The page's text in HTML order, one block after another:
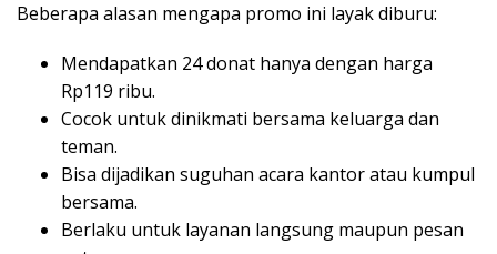
Beberapa alasan mengapa promo ini layak diburu:
Mendapatkan 24 donat hanya dengan harga
Rp119 ribu.
Cocok untuk dinikmati bersama keluarga dan
teman.
Bisa dijadikan suguhan acara kantor atau kumpul
bersama.
Berlaku untuk layanan langsung maupun pesan